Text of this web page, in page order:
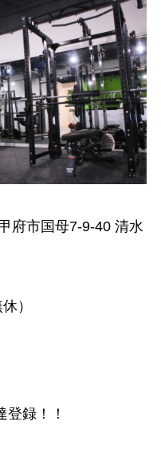
府市国母7-9-40 清水
）
登録！！